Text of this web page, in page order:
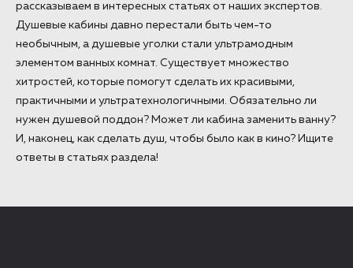
рассказываем в интересных статьях от наших экспертов.
Душевые кабины давно перестали быть чем-то
необычным, а душевые уголки стали ультрамодным
элементом ванных комнат. Существует множество
хитростей, которые помогут сделать их красивыми,
практичными и ультратехнологичными. Обязательно ли
нужен душевой поддон? Может ли кабина заменить ванну?
И, наконец, как сделать душ, чтобы было как в кино? Ищите
ответы в статьях раздела!